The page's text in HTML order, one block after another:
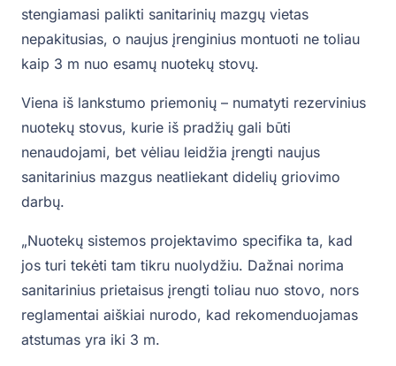
stengiamasi palikti sanitarinių mazgų vietas
nepakitusias, o naujus įrenginius montuoti ne toliau
kaip 3 m nuo esamų nuotekų stovų.
Viena iš lankstumo priemonių – numatyti rezervinius
nuotekų stovus, kurie iš pradžių gali būti
nenaudojami, bet vėliau leidžia įrengti naujus
sanitarinius mazgus neatliekant didelių griovimo
darbų.
„Nuotekų sistemos projektavimo specifika ta, kad
jos turi tekėti tam tikru nuolydžiu. Dažnai norima
sanitarinius prietaisus įrengti toliau nuo stovo, nors
reglamentai aiškiai nurodo, kad rekomenduojamas
atstumas yra iki 3 m.